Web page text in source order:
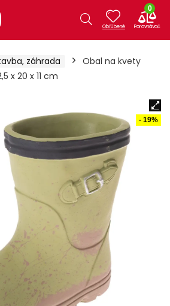
0
záhrada
Obal na kvety
x 20 x 11 cm
- 19%